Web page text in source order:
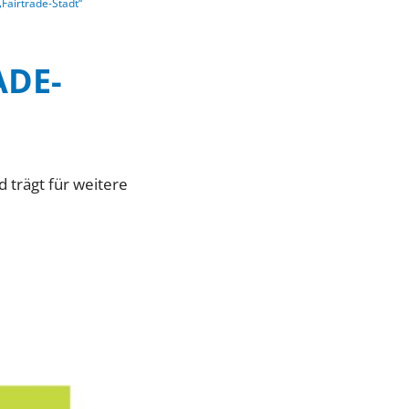
trägt für weitere